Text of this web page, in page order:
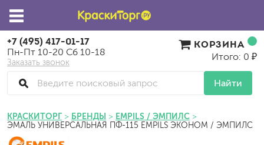
+7 (495) 417-01-17
Пн-Пт 10-20 Сб 10-18
Заказать звонок
Найти
КОРЗИНА
Итого: 0 ₽
КРАСКИТОРГ БРЕНДЫ EMPILS / ЭМПИЛС
ЭМАЛЬ УНИВЕРСАЛЬНАЯ ПФ-115 EMPILS ЭКОНОМ / ЭМПИЛС